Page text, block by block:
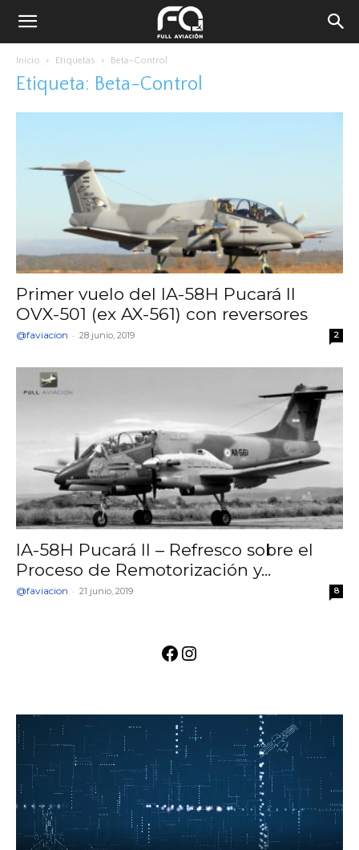
Inicio Etiquetas Beta-Control
Etiqueta: Beta-Control
Primer vuelo del IA-58H Pucará II
OVX-501 (ex AX-561) con reversores
@faviacion - 28 junio, 2019 2
IA-58H Pucará II – Refresco sobre el
Proceso de Remotorización y...
@faviacion - 21 junio, 2019 8
Facebook
Instagram